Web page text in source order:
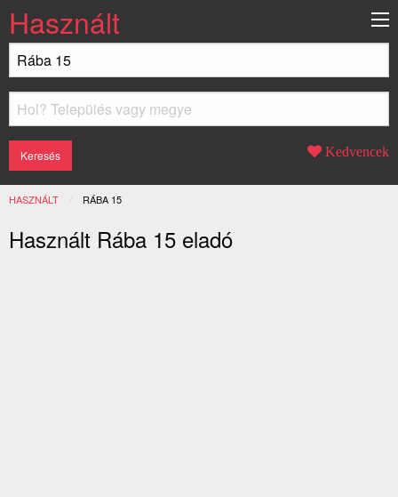
Használt
Kedvencek
HASZNÁLT JELENLEGI:
RÁBA 15
Használt Rába 15 eladó